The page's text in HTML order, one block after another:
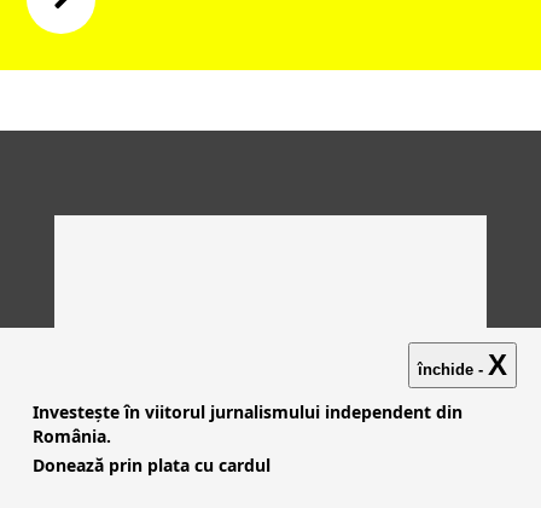
închide - X
Investește în viitorul jurnalismului independent din
România.
Donează prin plata cu cardul